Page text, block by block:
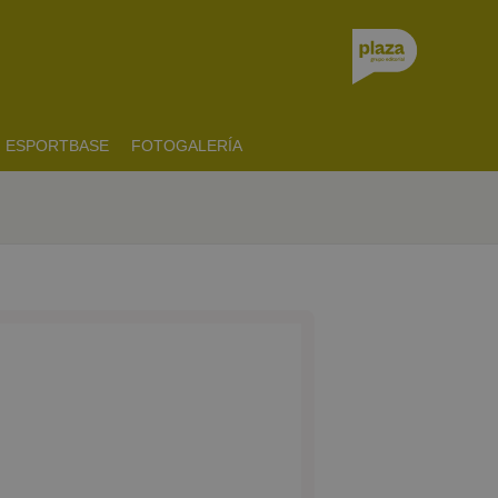
ESPORTBASE FOTOGALERÍA